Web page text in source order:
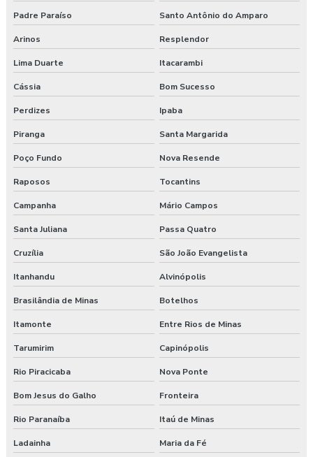
Padre Paraíso Santo Antônio do Amparo
Arinos Resplendor
Lima Duarte Itacarambi
Cássia Bom Sucesso
Perdizes Ipaba
Piranga Santa Margarida
Poço Fundo Nova Resende
Raposos Tocantins
Campanha Mário Campos
Santa Juliana Passa Quatro
Cruzília São João Evangelista
Itanhandu Alvinópolis
Brasilândia de Minas Botelhos
Itamonte Entre Rios de Minas
Tarumirim Capinópolis
Rio Piracicaba Nova Ponte
Bom Jesus do Galho Fronteira
Rio Paranaíba Itaú de Minas
Ladainha Maria da Fé